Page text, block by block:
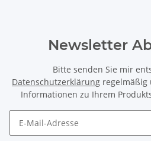
Newsletter
Bitte senden Sie mir
Datenschutzerklärung
Informationen zu Ihrem